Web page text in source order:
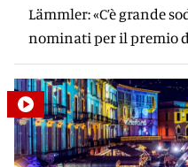
Lämmler: «C’è grande
nominati per il premio